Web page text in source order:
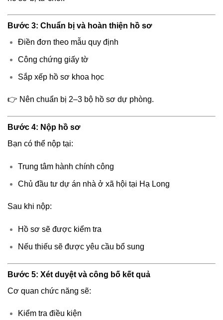
Bước 3: Chuẩn bị và hoàn thiện hồ sơ
Điền đơn theo mẫu quy định
Công chứng giấy tờ
Sắp xếp hồ sơ khoa học
👉 Nên chuẩn bị 2–3 bộ hồ sơ dự phòng.
Bước 4: Nộp hồ sơ
Bạn có thể nộp tại:
Trung tâm hành chính công
Chủ đầu tư dự án nhà ở xã hội tại Hạ Long
Sau khi nộp:
Hồ sơ sẽ được kiểm tra
Nếu thiếu sẽ được yêu cầu bổ sung
Bước 5: Xét duyệt và công bố kết quả
Cơ quan chức năng sẽ:
Kiểm tra điều kiện